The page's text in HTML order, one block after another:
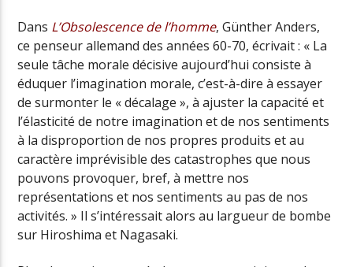
Dans L’Obsolescence de l’homme, Günther Anders,
ce penseur allemand des années 60-70, écrivait : « La
seule tâche morale décisive aujourd’hui consiste à
éduquer l’imagination morale, c’est-à-dire à essayer
de surmonter le « décalage », à ajuster la capacité et
l’élasticité de notre imagination et de nos sentiments
à la disproportion de nos propres produits et au
caractère imprévisible des catastrophes que nous
pouvons provoquer, bref, à mettre nos
représentations et nos sentiments au pas de nos
activités. » Il s’intéressait alors au largueur de bombe
sur Hiroshima et Nagasaki.